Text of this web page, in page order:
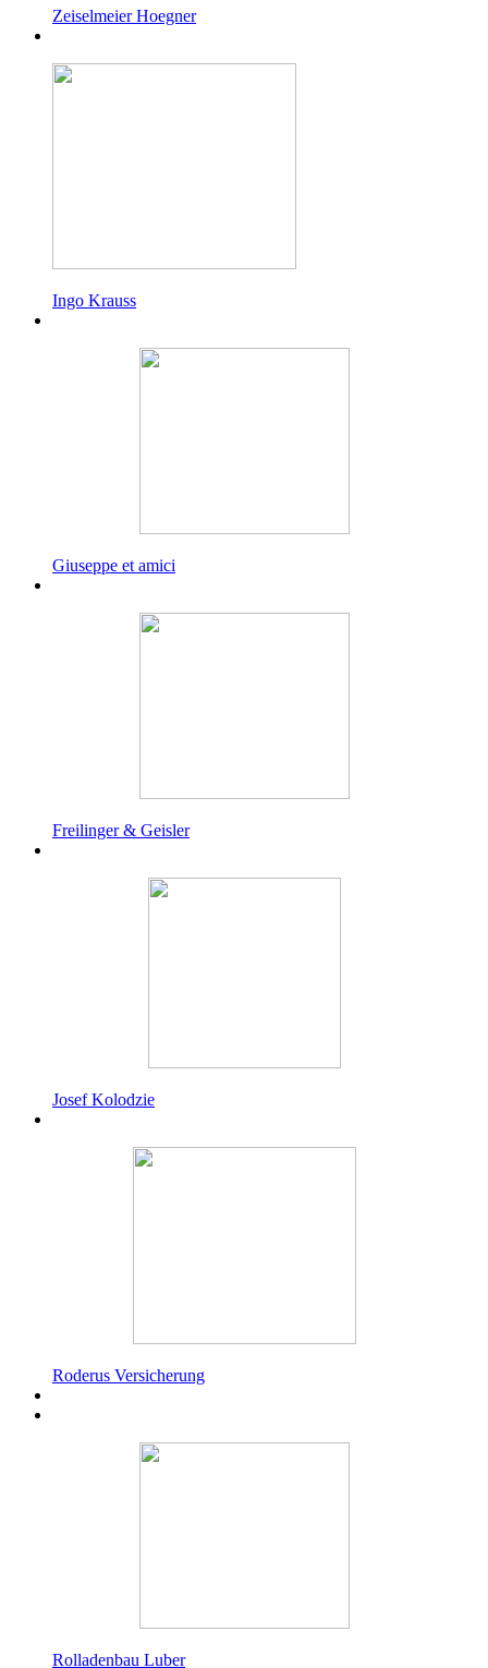
Zeiselmeier Hoegner
Ingo Krauss
Giuseppe et amici
Freilinger & Geisler
Josef Kolodzie
Roderus Versicherung
Rolladenbau Luber